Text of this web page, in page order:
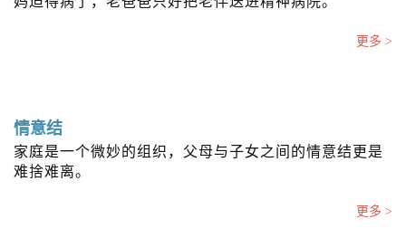
更多 >
情意结
家庭是一个微妙的组织，父母与子女之间的情意结更是
难捨难离。
更多 >